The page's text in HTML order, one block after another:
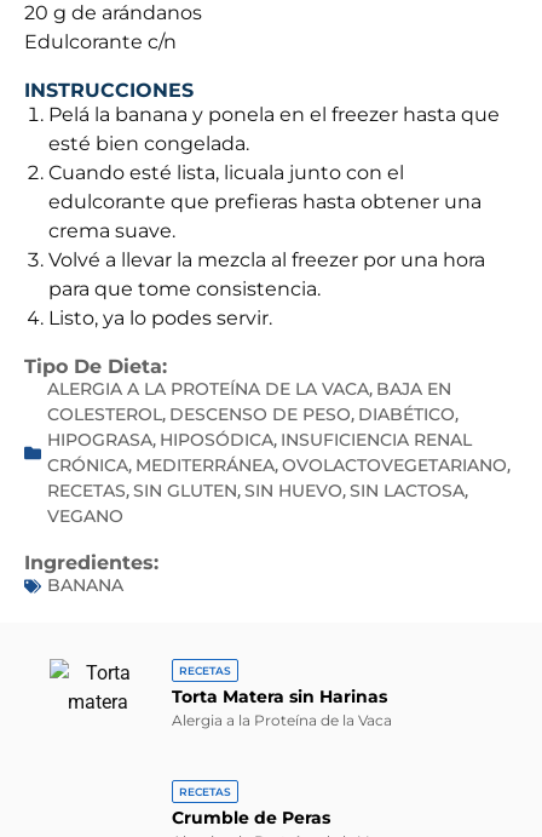
20 g de arándanos
Edulcorante c/n
INSTRUCCIONES
Pelá la banana y ponela en el freezer hasta que
esté bien congelada.
Cuando esté lista, licuala junto con el
edulcorante que prefieras hasta obtener una
crema suave.
Volvé a llevar la mezcla al freezer por una hora
para que tome consistencia.
Listo, ya lo podes servir.
Tipo De Dieta:
ALERGIA A LA PROTEÍNA DE LA VACA, BAJA EN
COLESTEROL, DESCENSO DE PESO, DIABÉTICO,
HIPOGRASA, HIPOSÓDICA, INSUFICIENCIA RENAL
CRÓNICA, MEDITERRÁNEA,OVOLACTOVEGETARIANO,
RECETAS,SIN GLUTEN,SIN HUEVO,SIN LACTOSA,
VEGANO
Ingredientes:
BANANA
RECETAS
Torta Matera sin Harinas
Alergia a la Proteína de la Vaca
RECETAS
Crumble de Peras